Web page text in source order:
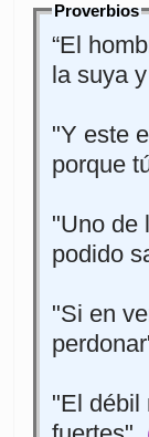
Proverbios
“El
la suya
"Y este
porque
"Uno de
podido
"Si en
"El débil